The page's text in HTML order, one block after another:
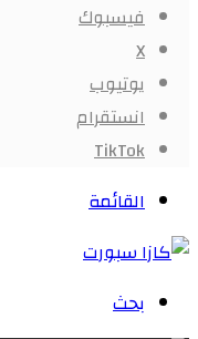
فيسبوك
X
يوتيوب
انستقرام
‫TikTok
القائمة
بحث